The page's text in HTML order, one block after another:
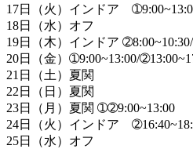
17日（火）インドア
18日（水）オフ
19日（木）インドア
20日（金）➀9:00~13:00/
21日（土）夏関
22日（日）夏関
23日（月）夏関 ➀➁9:00~13:00
24日（火）インドア
25日（水）オフ